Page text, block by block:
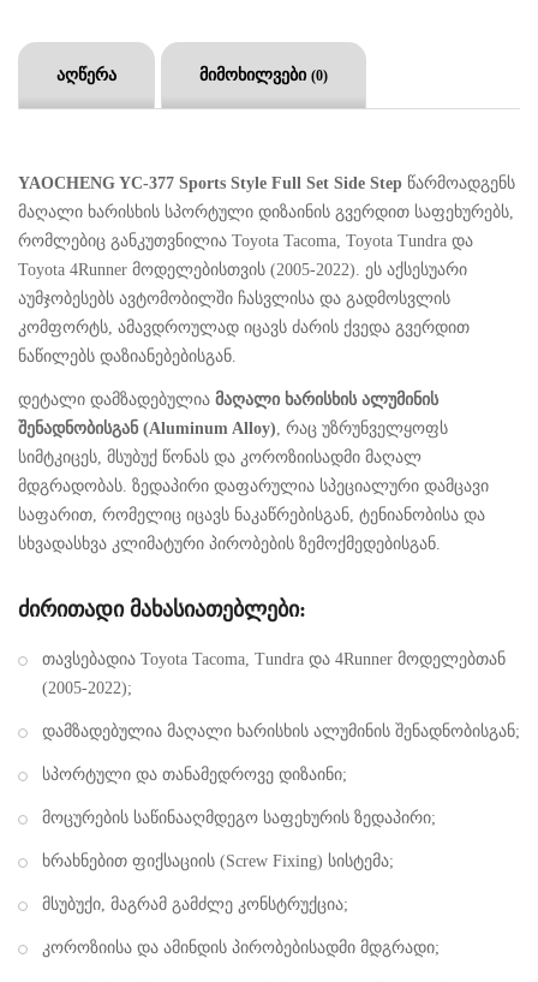
აღწერა მიმოხილვები (0)
YAOCHENG YC-377 Sports Style Full Set Side Step წარმოადგენს
მაღალი ხარისხის სპორტული დიზაინის გვერდით საფეხურებს,
რომლებიც განკუთვნილია Toyota Tacoma, Toyota Tundra და
Toyota 4Runner მოდელებისთვის (2005-2022). ეს აქსესუარი
აუმჯობესებს ავტომობილში ჩასვლისა და გადმოსვლის
კომფორტს, ამავდროულად იცავს ძარის ქვედა გვერდით
ნაწილებს დაზიანებებისგან.
დეტალი დამზადებულია მაღალი ხარისხის ალუმინის
შენადნობისგან (Aluminum Alloy) , რაც უზრუნველყოფს
სიმტკიცეს, მსუბუქ წონას და კოროზიისადმი მაღალ
მდგრადობას. ზედაპირი დაფარულია სპეციალური დამცავი
საფარით, რომელიც იცავს ნაკაწრებისგან, ტენიანობისა და
სხვადასხვა კლიმატური პირობების ზემოქმედებისგან.
ძირითადი მახასიათებლები:
თავსებადია Toyota Tacoma, Tundra და 4Runner მოდელებთან
(2005-2022);
დამზადებულია მაღალი ხარისხის ალუმინის შენადნობისგან;
სპორტული და თანამედროვე დიზაინი;
მოცურების საწინააღმდეგო საფეხურის ზედაპირი;
ხრახნებით ფიქსაციის (Screw Fixing) სისტემა;
მსუბუქი, მაგრამ გამძლე კონსტრუქცია;
კოროზიისა და ამინდის პირობებისადმი მდგრადი;